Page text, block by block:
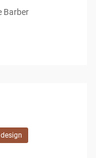
Barber